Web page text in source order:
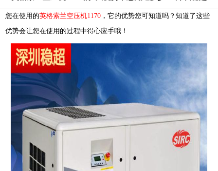
您在使用的英格索兰空压机1170 ，它的优势您可知道吗？知道了这些
优势会让您在使用的过程中得心应手哦！